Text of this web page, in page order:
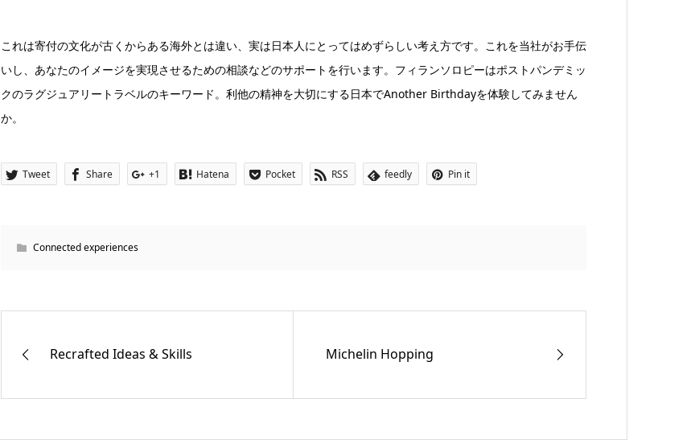
これは寄付の文化が古くからある海外とは違い、実は日本人にとってはめずらしい考え方です。これを当社がお手伝
いし、あなたのイメージを実現させるための相談などのサポートを行います。フィランソロピーはポストパンデミッ
クのラグジュアリートラベルのキーワード。利他の精神を大切にする日本でAnother Birthdayを体験してみません
か。
Tweet Share +1 Hatena Pocket RSS feedly Pin it
Connected experiences
Recrafted Ideas & Skills Michelin Hopping